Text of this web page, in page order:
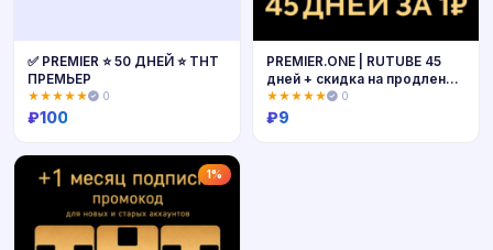
Купить
✅ PREMIER ⭐ 50 ДНЕЙ ⭐ ТНТ
ПРЕМЬЕР
★★★★★ 0
₽100
PREMIER.ONE | RUTUBE 45
дней + скидка на продление
| ТНТ ПРЕМЬЕР | РУТУБ
★★★★★ 0
₽9
1%